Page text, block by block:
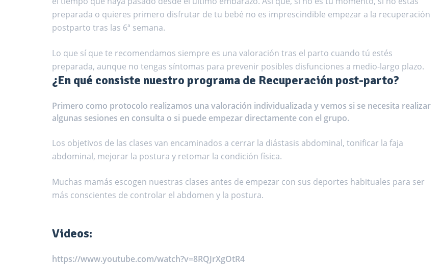
preparada o quieres primero disfrutar de tu bebé no es imprescindible empezar a la recuperación
postparto tras las 6ª semana.
Lo que sí que te recomendamos siempre es una valoración tras el parto cuando tú estés
preparada, aunque no tengas síntomas para prevenir posibles disfunciones a medio-largo plazo.
¿En qué consiste nuestro programa de Recuperación post-parto?
Primero como protocolo realizamos una valoración individualizada y vemos si se necesita realizar
algunas sesiones en consulta o si puede empezar directamente con el grupo.
Los objetivos de las clases van encaminados a cerrar la diástasis abdominal, tonificar la faja
abdominal, mejorar la postura y retomar la condición física.
Muchas mamás escogen nuestras clases antes de empezar con sus deportes habituales para ser
más conscientes de controlar el abdomen y la postura.
Videos:
https://www.youtube.com/watch?v=8RQJrXgOtR4